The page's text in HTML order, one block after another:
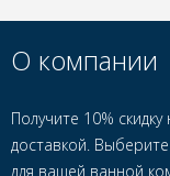
О компании
Получите 10%
доставкой.
для вашей ванной